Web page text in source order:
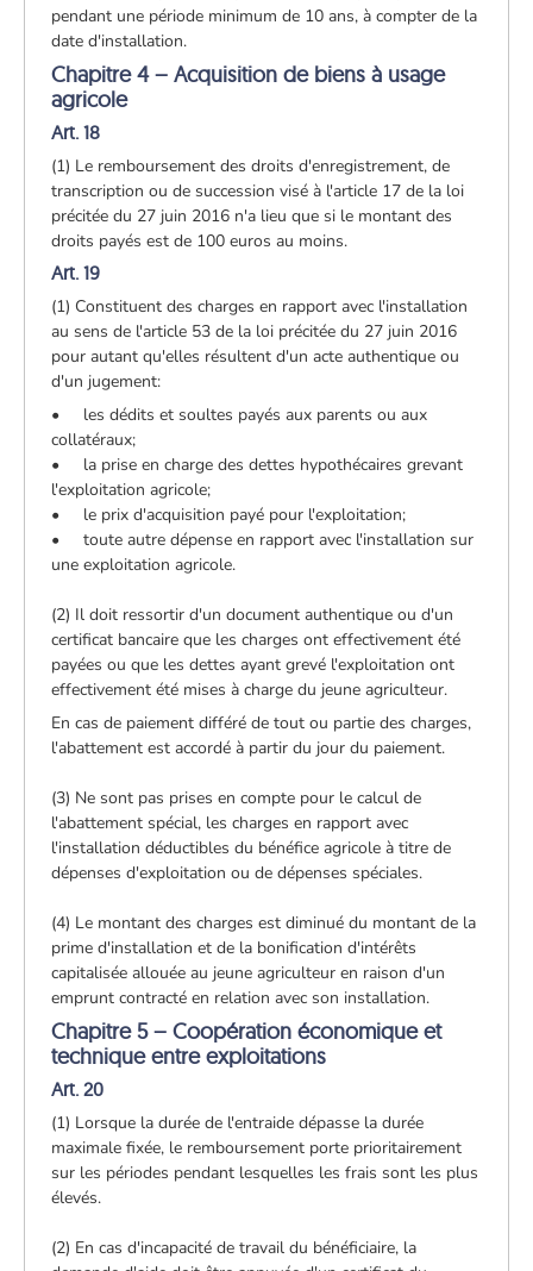
pendant une période minimum de 10 ans, à compter de la
date d'installation.
Chapitre 4 – Acquisition de biens à usage
agricole
Art. 18
(1) Le remboursement des droits d'enregistrement, de
transcription ou de succession visé à l'article 17 de la loi
précitée du 27 juin 2016 n'a lieu que si le montant des
droits payés est de 100 euros au moins.
Art. 19
(1) Constituent des charges en rapport avec l'installation
au sens de l'article 53 de la loi précitée du 27 juin 2016
pour autant qu'elles résultent d'un acte authentique ou
d'un jugement:
• les dédits et soultes payés aux parents ou aux
collatéraux;
• la prise en charge des dettes hypothécaires grevant
l'exploitation agricole;
• le prix d'acquisition payé pour l'exploitation;
• toute autre dépense en rapport avec l'installation sur
une exploitation agricole.
(2) Il doit ressortir d'un document authentique ou d'un
certificat bancaire que les charges ont effectivement été
payées ou que les dettes ayant grevé l'exploitation ont
effectivement été mises à charge du jeune agriculteur.
En cas de paiement différé de tout ou partie des charges,
l'abattement est accordé à partir du jour du paiement.
(3) Ne sont pas prises en compte pour le calcul de
l'abattement spécial, les charges en rapport avec
l'installation déductibles du bénéfice agricole à titre de
dépenses d'exploitation ou de dépenses spéciales.
(4) Le montant des charges est diminué du montant de la
prime d'installation et de la bonification d'intérêts
capitalisée allouée au jeune agriculteur en raison d'un
emprunt contracté en relation avec son installation.
Chapitre 5 – Coopération économique et
technique entre exploitations
Art. 20
(1) Lorsque la durée de l'entraide dépasse la durée
maximale fixée, le remboursement porte prioritairement
sur les périodes pendant lesquelles les frais sont les plus
élevés.
(2) En cas d'incapacité de travail du bénéficiaire, la